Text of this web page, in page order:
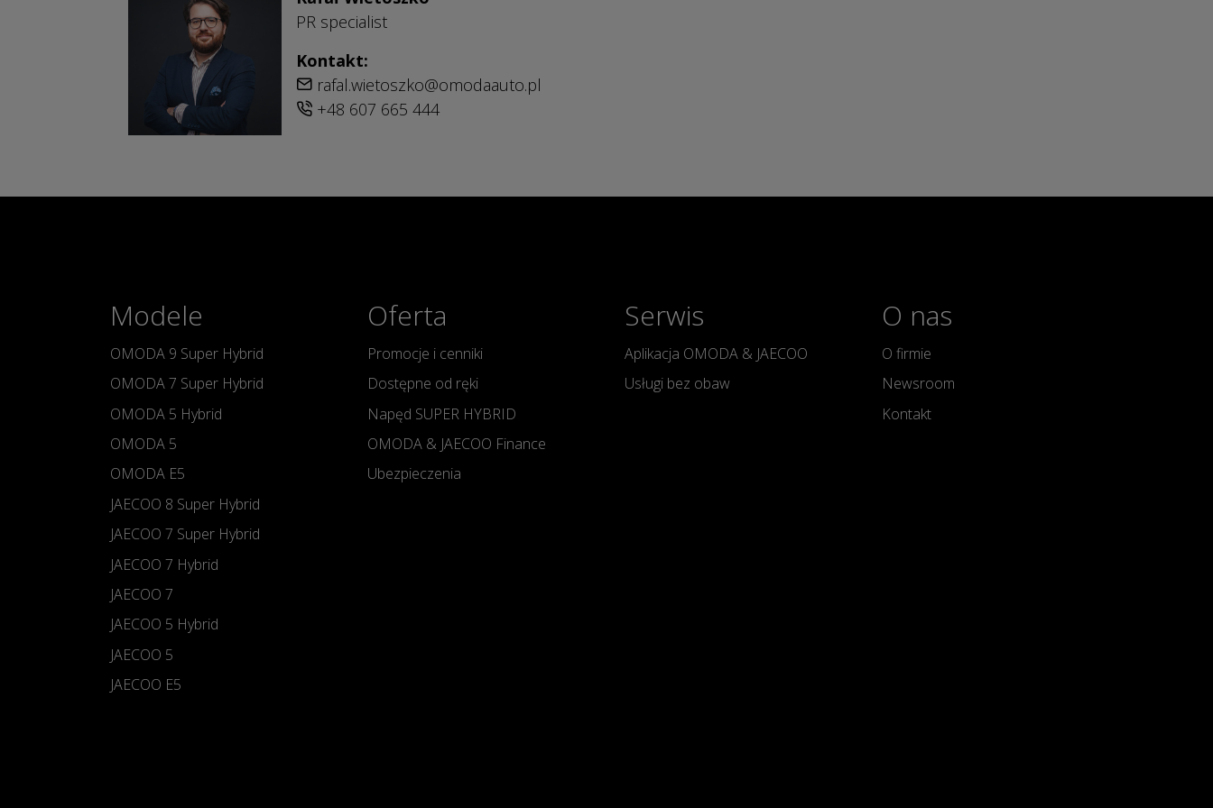
PR specialist
Kontakt:
rafal.wietoszko@omodaauto.pl
+48 607 665 444
Modele
OMODA 9 Super Hybrid
OMODA 7 Super Hybrid
OMODA 5 Hybrid
OMODA 5
OMODA E5
JAECOO 8 Super Hybrid
JAECOO 7 Super Hybrid
JAECOO 7 Hybrid
JAECOO 7
JAECOO 5 Hybrid
JAECOO 5
JAECOO E5
Oferta
Promocje i cenniki
Dostępne od ręki
Napęd SUPER HYBRID
OMODA & JAECOO Finance
Ubezpieczenia
Serwis
Aplikacja OMODA & JAECOO
Usługi bez obaw
O nas
O firmie
Newsroom
Kontakt